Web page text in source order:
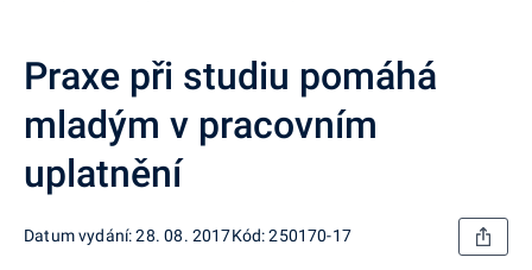
Praxe při studiu pomáhá
mladým v pracovním
uplatnění
Datum vydání: 28. 08. 2017Kód: 250170-17